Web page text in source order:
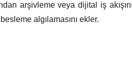
arşivleme veya dijital iş
algılamasını ekler.